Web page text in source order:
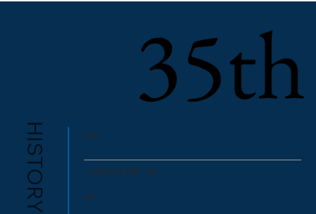
35th
35th
1990
有限会社共進電設 設立
1991
HISTORY